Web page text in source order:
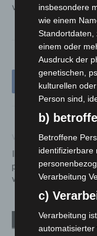
voranbringen.
Vorheriger Artikel
INTERSCHUTZ 2026
präsentiert die
von morgen
Verwandte Artikel
insbesondere
wie einem
Standortdaten,
einem oder
Ausdruck der
genetischen,
kulturellen
Person sind,
b)
Betroffene
identifizierbare
Verarbeitung
c)
Verarbeitung
automatisierter